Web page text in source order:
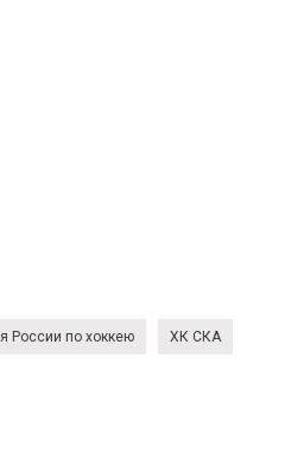
России по хоккею ХК СКА